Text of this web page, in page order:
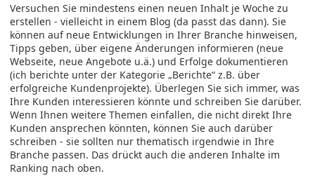
Versuchen Sie mindestens einen neuen Inhalt je Woche zu
erstellen - vielleicht in einem Blog (da passt das dann). Sie
können auf neue Entwicklungen in Ihrer Branche hinweisen,
Tipps geben, über eigene Änderungen informieren (neue
Webseite, neue Angebote u.ä.) und Erfolge dokumentieren
(ich berichte unter der Kategorie „Berichte“ z.B. über
erfolgreiche Kundenprojekte). Überlegen Sie sich immer, was
Ihre Kunden interessieren könnte und schreiben Sie darüber.
Wenn Ihnen weitere Themen einfallen, die nicht direkt Ihre
Kunden ansprechen könnten, können Sie auch darüber
schreiben - sie sollten nur thematisch irgendwie in Ihre
Branche passen. Das drückt auch die anderen Inhalte im
Ranking nach oben.